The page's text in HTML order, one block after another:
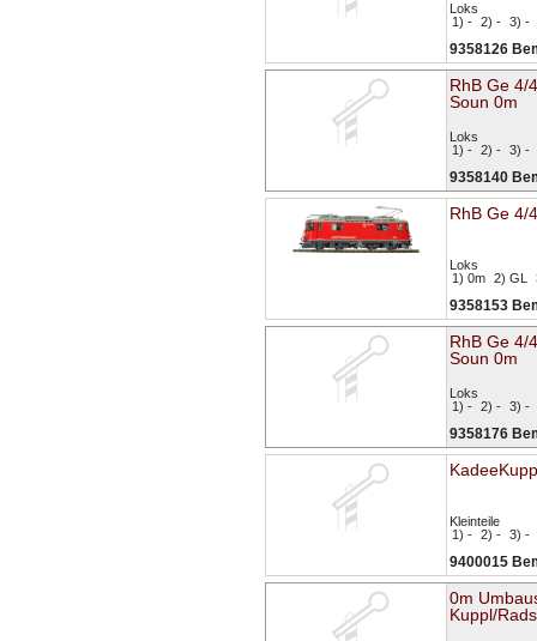
Loks
1) - 2) - 3) -
9358126
RhB Ge 4/
Soun 0m
Loks
1) - 2) - 3) -
9358140
RhB Ge 4/
Loks
1) 0m 2) GL
9358153
RhB Ge 4/
Soun 0m
Loks
1) - 2) - 3) -
9358176
Kleinteile
1) - 2) - 3) -
9400015
0m
Kuppl/